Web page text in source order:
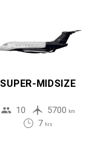
SUPER-MIDSIZE
10 5700 km
7 hrs